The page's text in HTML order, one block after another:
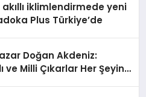
akıllı iklimlendirmede yeni
Plus Türkiye’de
Doğan Akdeniz:
ve Milli Çıkarlar Her Şeyin